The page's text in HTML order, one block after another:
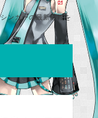
ンガーの最新情報を